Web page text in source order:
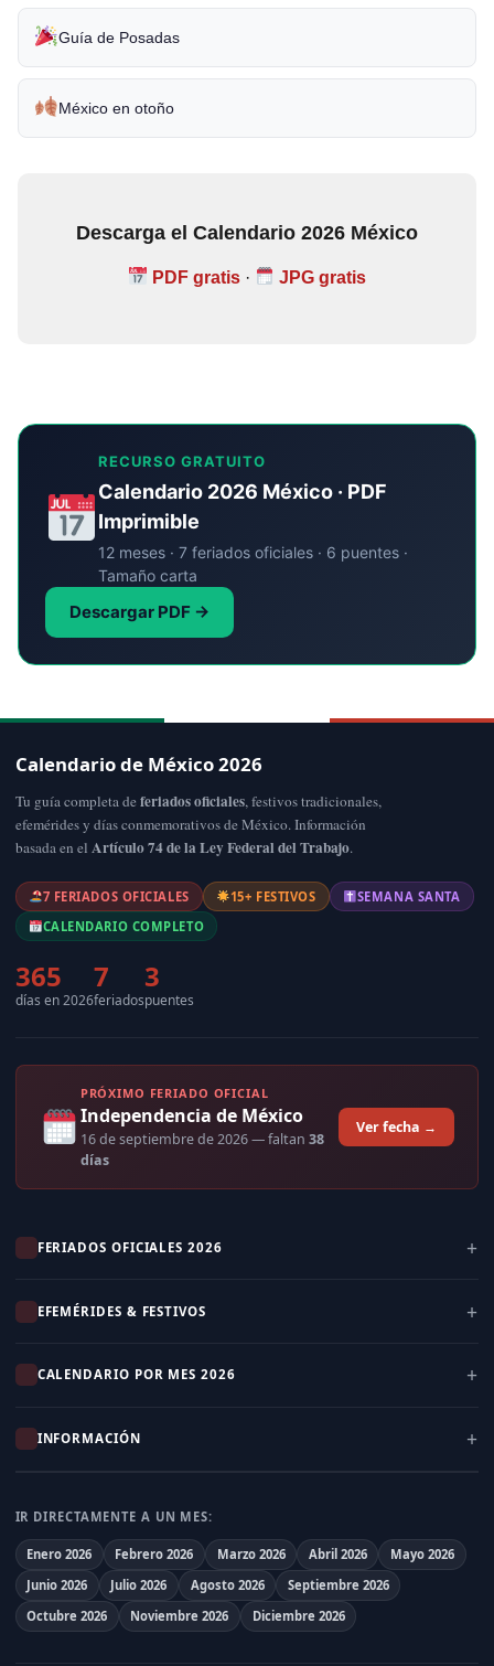
Guía de Posadas
México en otoño
Descarga el Calendario 2026 México
PDF gratis · JPG gratis
RECURSO GRATUITO
Calendario 2026 México · PDF
Imprimible
12 meses · 7 feriados oficiales · 6 puentes ·
Tamaño carta
Descargar PDF →
Calendario de México 2026
Tu guía completa de feriados oficiales, festivos tradicionales,
efemérides y días conmemorativos de México. Información
basada en el Artículo 74 de la Ley Federal del Trabajo.
7 FERIADOS OFICIALES 15+ FESTIVOS
SEMANA SANTA
CALENDARIO COMPLETO
365
días en 2026
7
feriados
3
puentes
PRÓXIMO FERIADO OFICIAL
Independencia de México
16 de septiembre de 2026— faltan 38
días
Ver fecha →
FERIADOS OFICIALES 2026
EFEMÉRIDES & FESTIVOS
CALENDARIO POR MES 2026
INFORMACIÓN
IR DIRECTAMENTE A UN MES:
Enero 2026 Febrero 2026 Marzo 2026 Abril 2026
Mayo 2026
Junio 2026
Julio 2026 Agosto 2026
Septiembre 2026
Octubre 2026
Noviembre 2026 Diciembre 2026